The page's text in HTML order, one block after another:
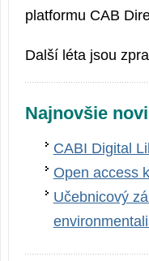
platformu CAB
Další léta jsou
Najnovšie
CABI Digital
Open access
Učebnicový